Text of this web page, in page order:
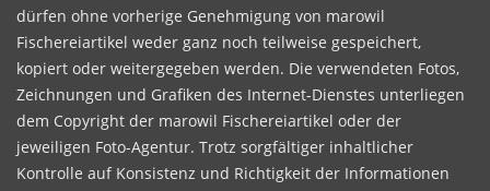
dürfen ohne vorherige Genehmigung von marowil
Fischereiartikel weder ganz noch teilweise gespeichert,
kopiert oder weitergegeben werden. Die verwendeten Fotos,
Zeichnungen und Grafiken des Internet-Dienstes unterliegen
dem Copyright der marowil Fischereiartikel oder der
jeweiligen Foto-Agentur. Trotz sorgfältiger inhaltlicher
Kontrolle auf Konsistenz und Richtigkeit der Informationen